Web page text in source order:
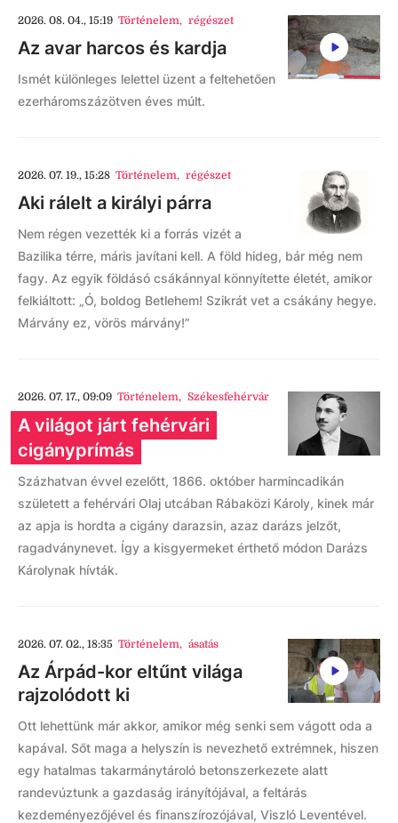
2026. 08. 04., 15:19 Történelem, régészet
Az avar harcos és kardja
Ismét különleges lelettel üzent a feltehetően
ezerháromszázötven éves múlt.
2026. 07. 19., 15:28 Történelem, régészet
Aki rálelt a királyi párra
Nem régen vezették ki a forrás vizét a
Bazilika térre, máris javítani kell. A föld hideg, bár még nem
fagy. Az egyik földásó csákánnyal könnyítette életét, amikor
felkiáltott: „Ó, boldog Betlehem! Szikrát vet a csákány hegye.
Márvány ez, vörös márvány!”
2026. 07. 17., 09:09 Történelem, Székesfehérvár
A világot járt fehérvári
cigányprímás
Százhatvan évvel ezelőtt, 1866. október harmincadikán
született a fehérvári Olaj utcában Rábaközi Károly, kinek már
az apja is hordta a cigány darazsin, azaz darázs jelzőt,
ragadványnevet. Így a kisgyermeket érthető módon Darázs
Károlynak hívták.
2026. 07. 02., 18:35 Történelem, ásatás
Az Árpád-kor eltűnt világa
rajzolódott ki
Ott lehettünk már akkor, amikor még senki sem vágott oda a
kapával. Sőt maga a helyszín is nevezhető extrémnek, hiszen
egy hatalmas takarmánytároló betonszerkezete alatt
randevúztunk a gazdaság irányítójával, a feltárás
kezdeményezőjével és finanszírozójával, Viszló Leventével.